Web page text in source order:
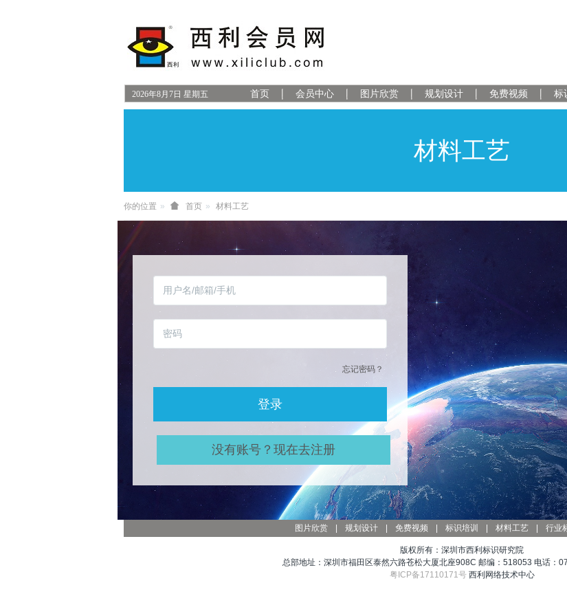
2026年8月 7 日 星期五 首页 会员中心 图片欣赏 规划设计 免费视频 标
材料工艺
你的位置 首页 材料工艺
忘记密码？
登录
没有账号？现在去注册
图片欣赏 | 规划设计 | 免费视频 | 标识培训 | 材料工艺 | 行业
版权所有：深圳市西利标识研究院
总部地址：深圳市福田区泰然六路苍松大厦北座908C 邮编：518053 电话：
粤ICP备17110171号西利网络技术中心